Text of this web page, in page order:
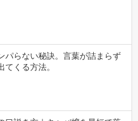
パらない秘訣。言葉が詰まらず
てくる方法。